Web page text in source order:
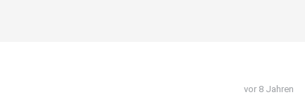
vor 8 Jahren